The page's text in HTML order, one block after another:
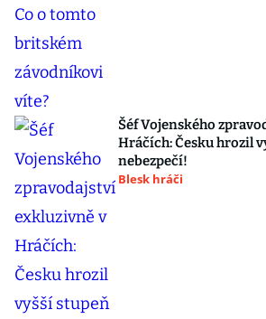
Šéf Vojenského
Hráčích: Česku hrozil
nebezpečí!
Blesk hráči